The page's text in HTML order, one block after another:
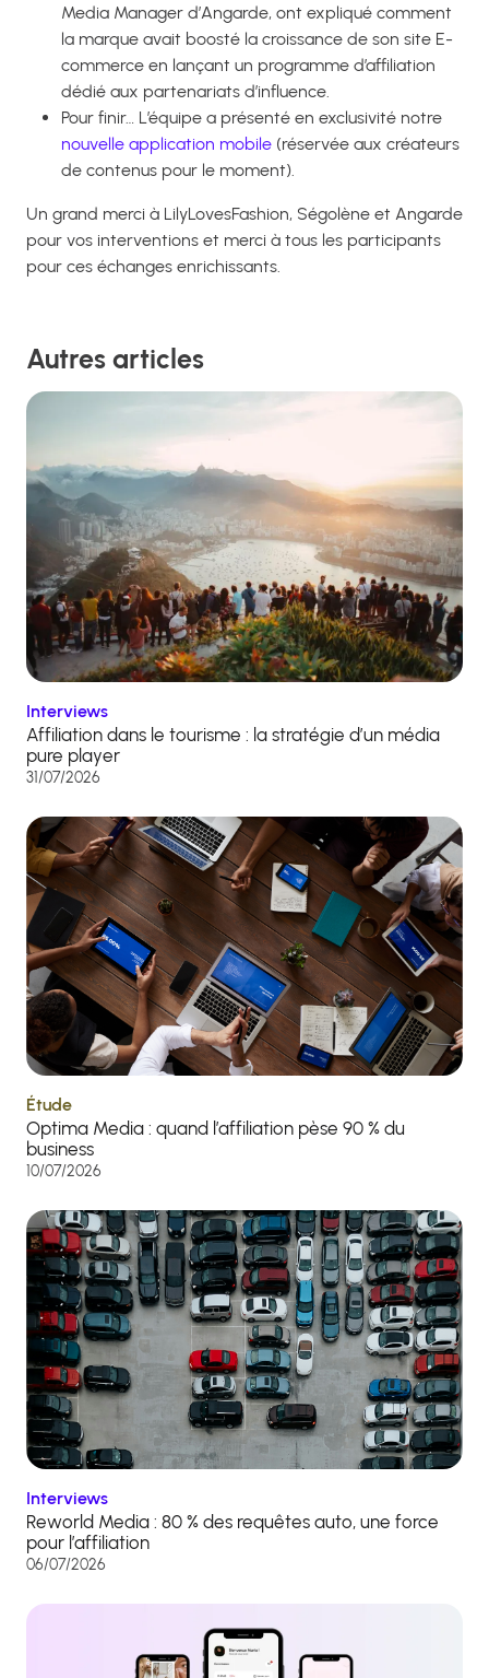
Media Manager d’Angarde, ont expliqué comment
la marque avait boosté la croissance de son site E-
commerce en lançant un programme d’affiliation
dédié aux partenariats d’influence.
Pour finir… L’équipe a présenté en exclusivité notre
nouvelle application mobile (réservée aux créateurs
de contenus pour le moment).
Un grand merci à LilyLovesFashion, Ségolène et Angarde
pour vos interventions et merci à tous les participants
pour ces échanges enrichissants.
Autres articles
Interviews
Affiliation dans le tourisme : la stratégie d’un média
pure player
31/07/2026
Étude
Optima Media : quand l’affiliation pèse 90 % du
business
10/07/2026
Interviews
Reworld Media : 80 % des requêtes auto, une force
pour l’affiliation
06/07/2026